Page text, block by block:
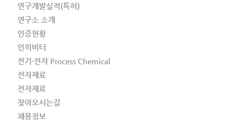
연구개발실적(특허)
연구소 소개
인증현황
인히비터
전기·전자 Process Chemical
전자재료
전자재료
찾아오시는길
채용정보